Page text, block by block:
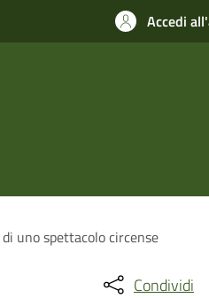
Accedi
uno spettacolo circense
Condividi